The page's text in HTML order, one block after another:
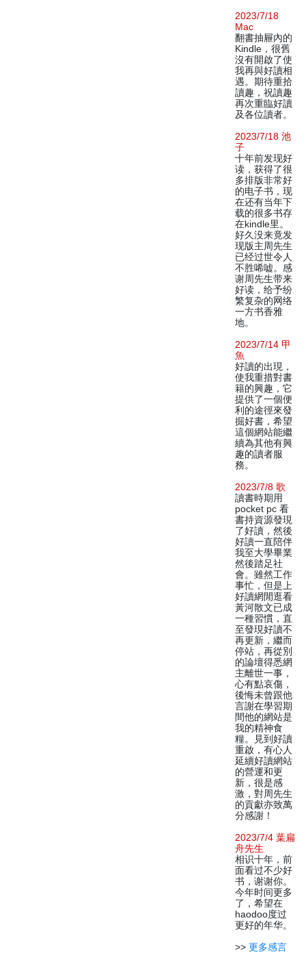
2023/7/18
Mac
翻書抽屜內的
Kindle，很舊
沒有開啟了使
我再與好讀相
遇。期待重拾
讀趣，祝讀趣
再次重臨好讀
及各位讀者。
2023/7/18 池
子
十年前发现好
读，获得了很
多排版非常好
的电子书，现
在还有当年下
载的很多书存
在kindle里。
好久没来竟发
现版主周先生
已经过世令人
不胜唏嘘。感
谢周先生带来
好读，给予纷
繁复杂的网络
一方书香雅
地。
2023/7/14 甲
魚
好讀的出現，
使我重措對書
籍的興趣，它
提供了一個便
利的途徑來發
掘好書，希望
這個網站能繼
續為其他有興
趣的讀者服
務。
2023/7/8 歌
讀書時期用
pocket pc 看
書持資源發現
了好讀，然後
好讀一直陪伴
我至大學畢業
然後踏足社
會。雖然工作
事忙，但是上
好讀網閒逛看
黃河散文已成
一種習慣，直
至發現好讀不
再更新，繼而
停站，再從別
的論壇得悉網
主離世一事，
心有點哀傷，
後悔未曾跟他
言謝在學習期
間他的網站是
我的精神食
糧。見到好讀
重啟，有心人
延續好讀網站
的營運和更
新，很是感
激，對周先生
的貢獻亦致萬
分感謝！
2023/7/4 葉扁
舟先生
相识十年，前
面看过不少好
书，谢谢你。
今年时间更多
了，希望在
haodoo度过
更好的年华。
>> 更多感言